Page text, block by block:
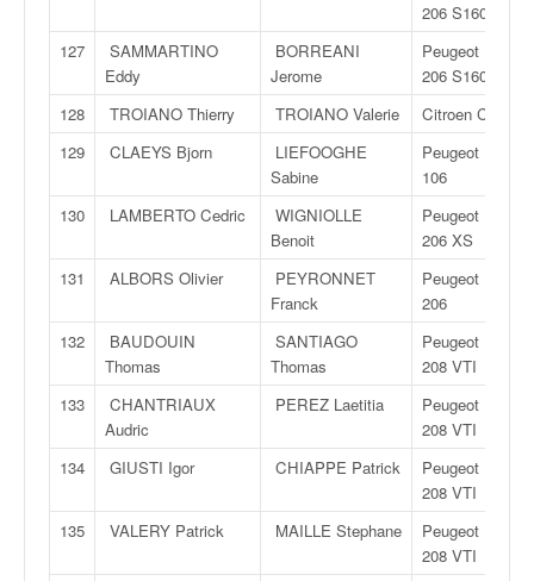
206 S1600
127
SAMMARTINO
Eddy
BORREANI
Jerome
Peugeot
206 S1600
128 TROIANO Thierry TROIANO Valerie Citroen C2
129
CLAEYS Bjorn
LIEFOOGHE
Sabine
Peugeot
106
130 LAMBERTO Cedric
WIGNIOLLE
Benoit
Peugeot
206 XS
131 ALBORS Olivier
PEYRONNET
Franck
Peugeot
206
132
BAUDOUIN
Thomas
SANTIAGO
Thomas
Peugeot
208 VTI
133
CHANTRIAUX
Audric
PEREZ Laetitia
Peugeot
208 VTI
134 GIUSTI Igor CHIAPPE Patrick
Peugeot
208 VTI
135 VALERY Patrick MAILLE Stephane
Peugeot
208 VTI